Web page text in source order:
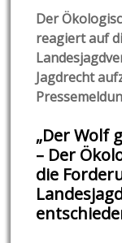
Der
reagiert auf
Jagdrecht
„Der Wolf
– Der
die